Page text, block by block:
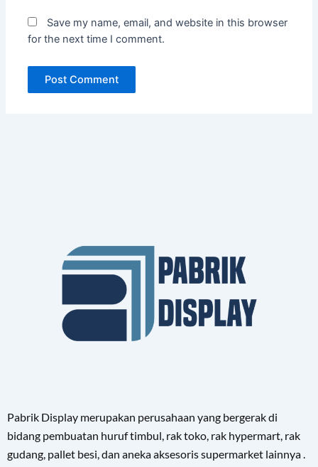
Save my name, email, and website in this browser
for the next time I comment.
Pabrik Display merupakan perusahaan yang bergerak di
bidang pembuatan huruf timbul, rak toko, rak hypermart, rak
gudang, pallet besi, dan aneka aksesoris supermarket lainnya .